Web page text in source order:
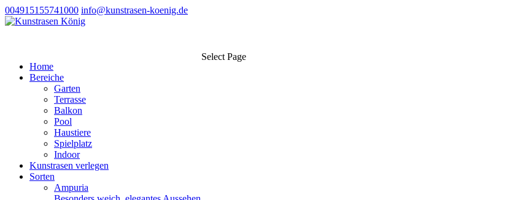
004915155741000 info@kunstrasen-koenig.de
Home
Bereiche
Garten
Terrasse
Balkon
Pool
Haustiere
Spielplatz
Indoor
Kunstrasen verlegen
Sorten
Ampuria
Select Page